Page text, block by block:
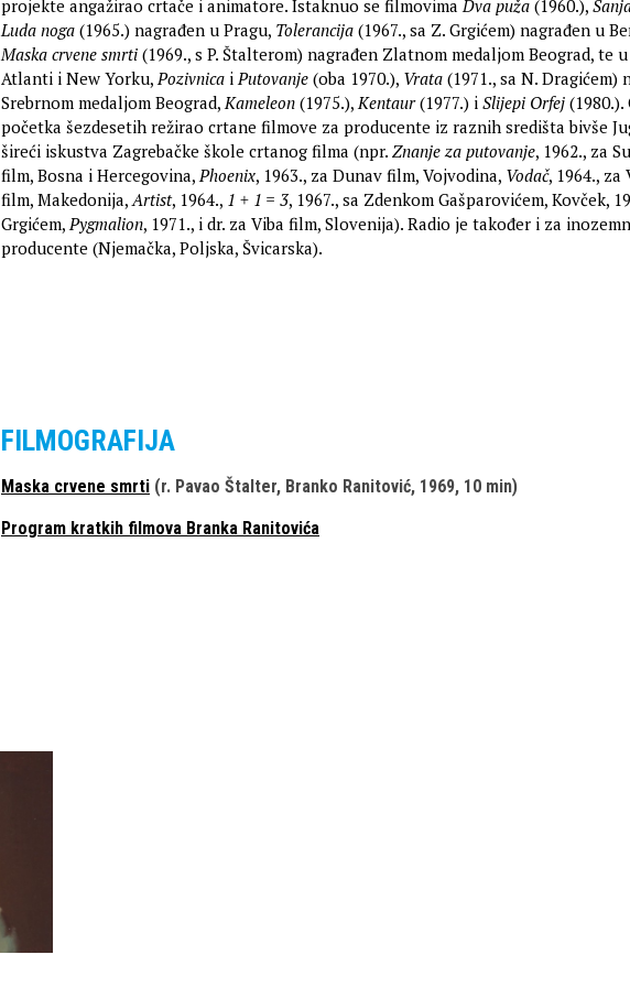
projekte angažirao crtače i animatore. Istaknuo se filmovimaDva puža (1960.),
Luda noga (1965.) nagrađen u Pragu, Tolerancija (1967., sa Z. Grgićem) nagrađen u
Maska crvene smrti (1969., s P. Štalterom) nagrađen Zlatnom medaljom Beograd, te
Atlanti i New Yorku,Pozivnica iPutovanje (oba 1970.), Vrata (1971., sa N. Dragićem)
Srebrnom medaljom Beograd,Kameleon (1975.),Kentaur(1977.) i Slijepi Orfej (1980.).
početka šezdesetih režirao crtane filmove za producente iz raznih središta bivše
šireći iskustva Zagrebačke škole crtanog filma (npr. Znanje za putovanje, 1962., za
film, Bosna i Hercegovina,Phoenix, 1963., za Dunav film, Vojvodina, Vodač, 1964., za
film, Makedonija,Artist, 1964., 1 + 1 = 3, 1967., sa Zdenkom Gašparovićem, Kovček,
Grgićem,Pygmalion, 1971., i dr. za Viba film, Slovenija). Radio je također i za
producente (Njemačka, Poljska, Švicarska).
FILMOGRAFIJA
Maska crvene smrti (r. Pavao Štalter, Branko Ranitović, 1969, 10 min)
Program kratkih filmova Branka Ranitovića